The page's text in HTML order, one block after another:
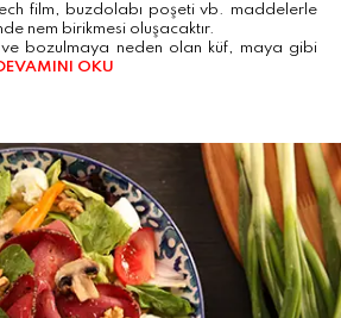
film, buzdolabı poşeti vb. maddelerle
nem birikmesi oluşacaktır.
bozulmaya neden olan küf, maya gibi
OKU